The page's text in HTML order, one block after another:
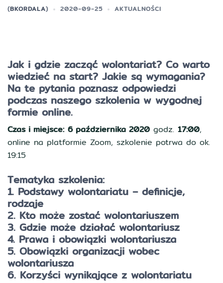
(BKORDALA) 2020-09-25 AKTUALNOŚCI
Jak i gdzie zacząć wolontariat? Co warto
wiedzieć na start? Jakie są wymagania?
Na te pytania poznasz odpowiedzi
podczas naszego szkolenia w wygodnej
formie online.
Czas i miejsce: 6 października 2020 godz. 17:00,
online na platformie Zoom, szkolenie potrwa do ok.
19:15
Tematyka szkolenia:
1. Podstawy wolontariatu – definicje,
rodzaje
2. Kto może zostać wolontariuszem
3. Gdzie może działać wolontariusz
4. Prawa i obowiązki wolontariusza
5. Obowiązki organizacji wobec
wolontariusza
6. Korzyści wynikające z wolontariatu